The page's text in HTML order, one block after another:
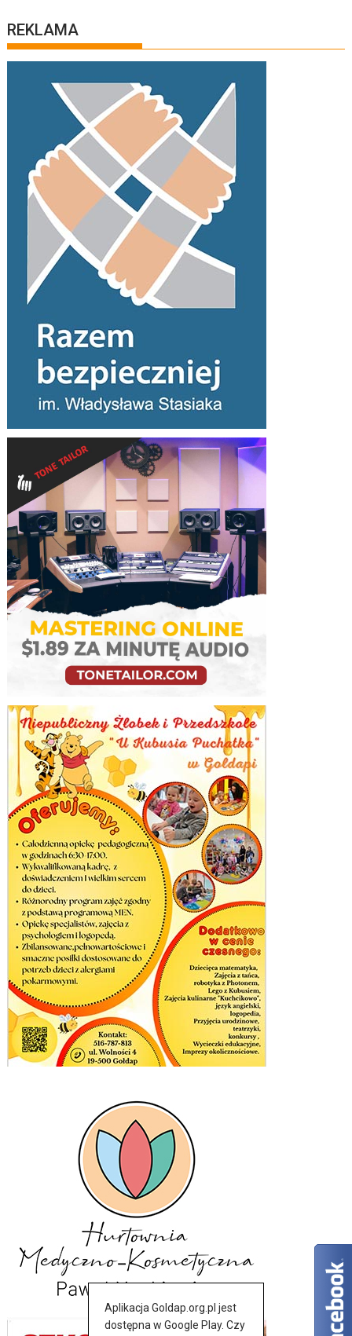
REKLAMA
Aplikacja Goldap.org.pl jest
dostępna w Google Play. Czy